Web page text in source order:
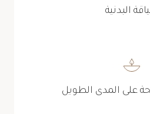
البدنية
على المدى الطويل